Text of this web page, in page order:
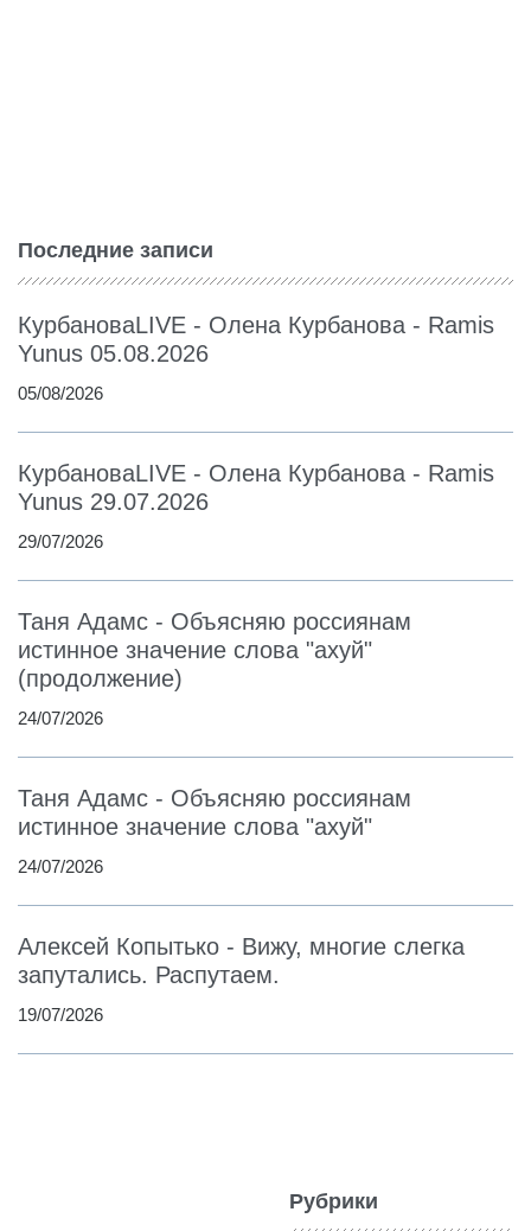
Последние записи
КурбановаLIVE - Олена Курбанова - Ramis
Yunus 05.08.2026
05/08/2026
КурбановаLIVE - Олена Курбанова - Ramis
Yunus 29.07.2026
29/07/2026
Таня Адамс - Объясняю россиянам
истинное значение слова "ахуй"
(продолжение)
24/07/2026
Таня Адамс - Объясняю россиянам
истинное значение слова "ахуй"
24/07/2026
Алексей Копытько - Вижу, многие слегка
запутались. Распутаем.
19/07/2026
Рубрики